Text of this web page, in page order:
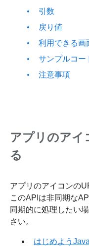
引数
戻り値
利用できる画
サンプルコー
注意事項
アプリのアイ
る
アプリのアイコンの
このAPIは非同期な
同期的に処理したい
さい。
はじめよう